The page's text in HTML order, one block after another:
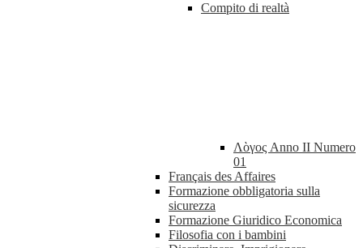
Compito di realtà
Λὸγος Anno II Numero
01
Français des Affaires
Formazione obbligatoria sulla
sicurezza
Formazione Giuridico Economica
Filosofia con i bambini